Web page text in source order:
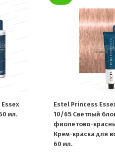
мл.
Estel Princess
10/65 Светлый
фиолетово-
Крем-краска для
60 мл.